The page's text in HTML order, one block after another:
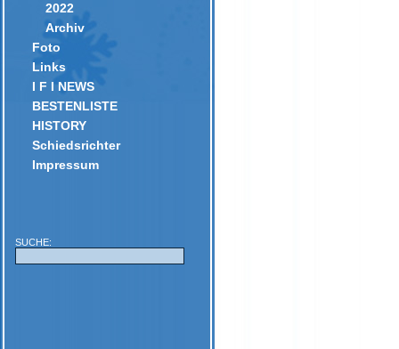
2022
Archiv
Foto
Links
I F I NEWS
BESTENLISTE
HISTORY
Schiedsrichter
Impressum
SUCHE: